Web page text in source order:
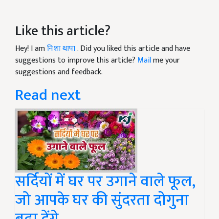
Like this article?
Hey! I amनिशा थापा. Did you liked this article and have
suggestions to improve this article? Mailme your
suggestions and feedback.
Read next
सर्दियों में घर पर उगाने वाले फूल,
जो आपके घर की सुंदरता दोगुना